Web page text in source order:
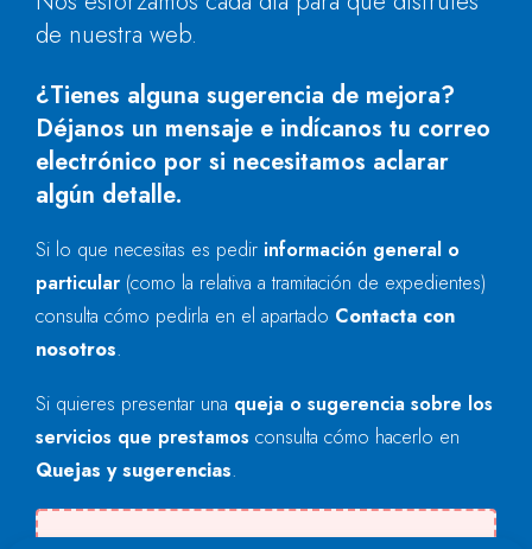
de nuestra web.
¿Tienes alguna sugerencia de mejora?
Déjanos un mensaje e indícanos tu correo
electrónico por si necesitamos aclarar
algún detalle.
Si lo que necesitas es pedir información general o
particular (como la relativa a tramitación de expedientes)
consulta cómo pedirla en el apartado Contacta con
nosotros.
Si quieres presentar una queja o sugerencia sobre los
servicios que prestamos consulta cómo hacerlo en
Quejas y sugerencias.